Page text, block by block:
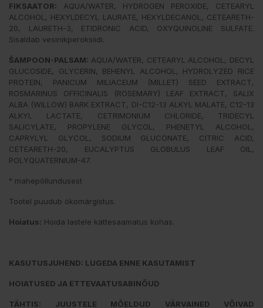
FIKSAATOR: AQUA/WATER, HYDROGEN PEROXIDE, CETEARYL
ALCOHOL, HEXYLDECYL LAURATE, HEXYLDECANOL, CETEARETH-
20, LAURETH-3, ETIDRONIC ACID, OXYQUINOLINE SULFATE.
Sisaldab vesinikperoksiidi.
ŠAMPOON-PALSAM: AQUA/WATER, CETEARYL ALCOHOL, DECYL
GLUCOSIDE, GLYCERIN, BEHENYL ALCOHOL, HYDROLYZED RICE
PROTEIN, PANICUM MILIACEUM (MILLET) SEED EXTRACT,
ROSMARINUS OFFICINALIS (ROSEMARY) LEAF EXTRACT, SALIX
ALBA (WILLOW) BARK EXTRACT, DI-C12-13 ALKYL MALATE, C12-13
ALKYL LACTATE, CETRIMONIUM CHLORIDE, TRIDECYL
SALICYLATE, PROPYLENE GLYCOL, PHENETYL ALCOHOL,
CAPRYLYL GLYCOL, SODIUM GLUCONATE, CITRIC ACID,
CETEARETH-20, EUCALYPTUS GLOBULUS LEAF OIL,
POLYQUATERNIUM-47.
° mahepõllundusest
Tootel puudub ökomärgistus.
Hoiatus: Hoida lastele kättesaamatus kohas.
KASUTUSJUHEND: LUGEDA ENNE KASUTAMIST
HOIATUSED JA ETTEVAATUSABINÕUD
TÄHTIS: JUUSTELE MÕELDUD VÄRVAINED VÕIVAD